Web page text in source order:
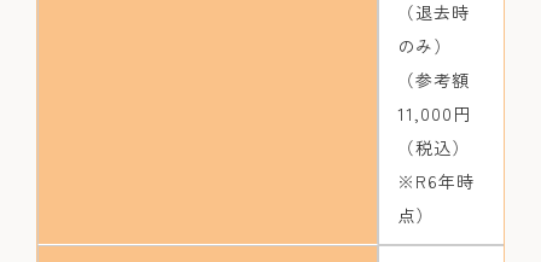
（退去時
のみ）
（参考額
11,000円
（税込）
※R6年時
点）